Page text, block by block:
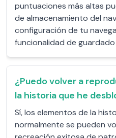
puntuaciones más altas
de almacenamiento del
configuración de tu
funcionalidad de
¿Puedo volver a
la historia que he
Sí, los elementos de la
normalmente se pueden